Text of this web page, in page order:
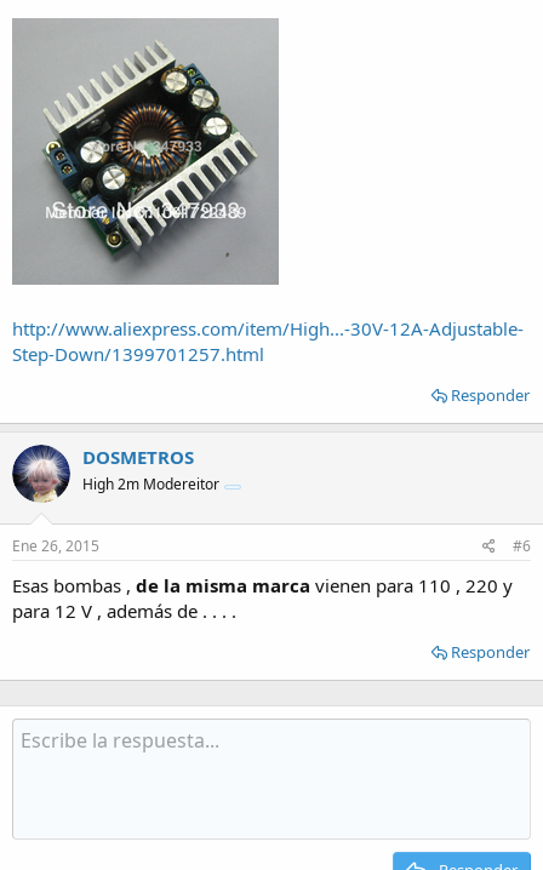
http://www.aliexpress.com/item/High...-30V-12A-Adjustable-
Step-Down/1399701257.html
Responder
DOSMETROS
High 2m Modereitor
Ene 26, 2015 #6
Esas bombas , de la misma marca vienen para 110 , 220 y
para 12 V , además de . . . .
Responder